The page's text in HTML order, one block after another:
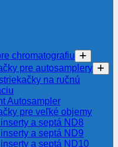
chromatografiu
pre autosamplery
na ručnú
Autosampler
pre veľké objemy
a septá ND8
a septá ND9
a septá ND10